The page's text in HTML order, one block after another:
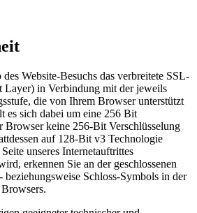
Website-Besuchs das verbreitete SSL-
Layer) in Verbindung mit der jeweils
die von Ihrem Browser unterstützt
es sich dabei um eine 256 Bit
Browser keine 256-Bit Verschlüsselung
auf 128-Bit v3 Technologie
unseres Internetauftrittes
erkennen Sie an der geschlossenen
beziehungsweise Schloss-Symbols in der